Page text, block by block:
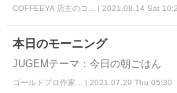
COFFEEYA 店主のコ... | 2021.08.14 Sat
本日のモーニング
JUGEMテーマ：今日の朝ごはん
ゴールドプロ作家... | 2021.07.29 Thu 05:30